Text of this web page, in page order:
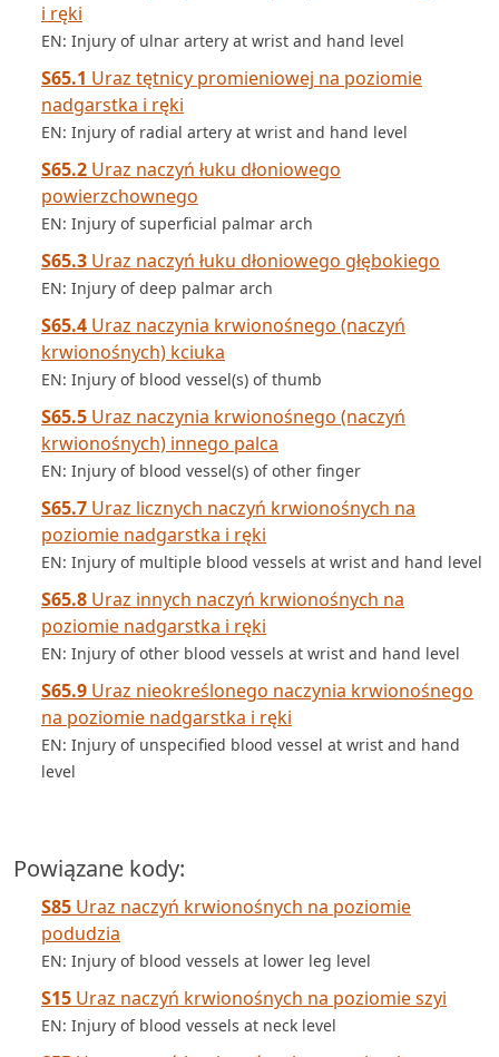
i ręki
EN: Injury of ulnar artery at wrist and hand level
S65.1 Uraz tętnicy promieniowej na poziomie
nadgarstka i ręki
EN: Injury of radial artery at wrist and hand level
S65.2 Uraz naczyń łuku dłoniowego
powierzchownego
EN: Injury of superficial palmar arch
S65.3 Uraz naczyń łuku dłoniowego głębokiego
EN: Injury of deep palmar arch
S65.4 Uraz naczynia krwionośnego (naczyń
krwionośnych) kciuka
EN: Injury of blood vessel(s) of thumb
S65.5 Uraz naczynia krwionośnego (naczyń
krwionośnych) innego palca
EN: Injury of blood vessel(s) of other finger
S65.7 Uraz licznych naczyń krwionośnych na
poziomie nadgarstka i ręki
EN: Injury of multiple blood vessels at wrist and hand level
S65.8 Uraz innych naczyń krwionośnych na
poziomie nadgarstka i ręki
EN: Injury of other blood vessels at wrist and hand level
S65.9 Uraz nieokreślonego naczynia krwionośnego
na poziomie nadgarstka i ręki
EN: Injury of unspecified blood vessel at wrist and hand
level
Powiązane kody:
S85 Uraz naczyń krwionośnych na poziomie
podudzia
EN: Injury of blood vessels at lower leg level
S15 Uraz naczyń krwionośnych na poziomie szyi
EN: Injury of blood vessels at neck level